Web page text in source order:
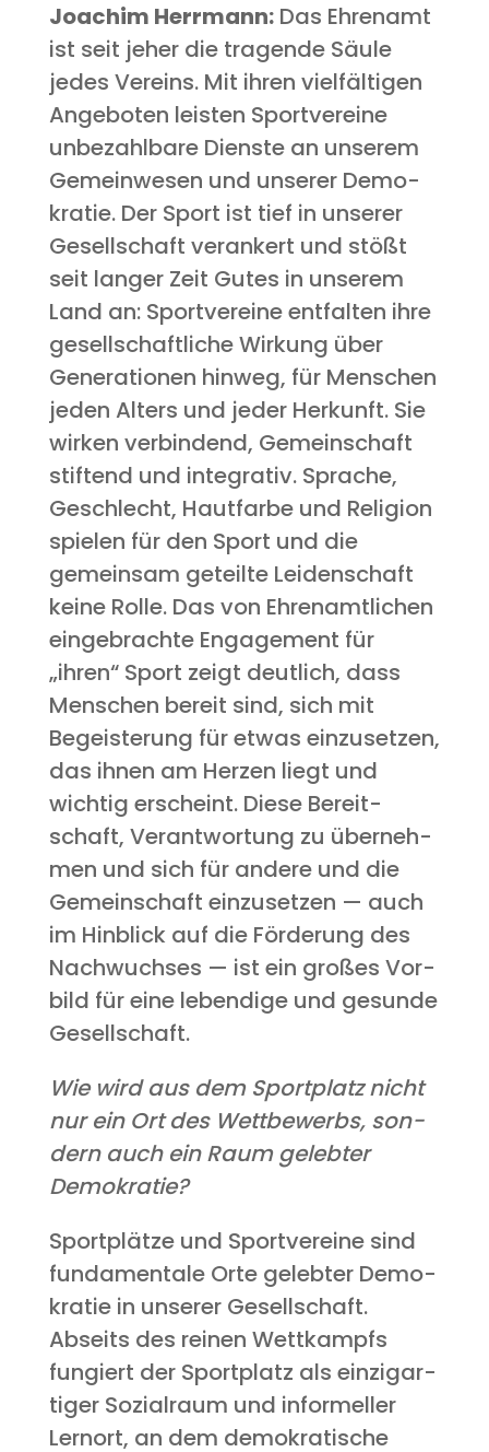
Joa­chim Herr­mann:Das Ehren­amt
ist seit jeher die tra­gen­de Säu­le
jedes Ver­eins. Mit ihren viel­fäl­ti­gen
Ange­bo­ten leis­ten Sport­ver­ei­ne
unbe­zahl­ba­re Diens­te an unse­rem
Gemein­we­sen und unse­rer Demo­
kra­tie. Der Sport ist tief in unse­rer
Gesell­schaft ver­an­kert und stößt
seit lan­ger Zeit Gutes in unse­rem
Land an: Sport­ver­ei­ne ent­fal­ten ihre
gesell­schaft­li­che Wir­kung über
Gene­ra­tio­nen hin­weg, für Men­schen
jeden Alters und jeder Her­kunft. Sie
wir­ken ver­bin­dend, Gemein­schaft
stif­tend und inte­gra­tiv. Spra­che,
Geschlecht, Haut­far­be und Reli­gi­on
spie­len für den Sport und die
gemein­sam geteil­te Lei­den­schaft
kei­ne Rol­le. Das von Ehren­amt­li­chen
ein­ge­brach­te Enga­ge­ment für
„ihren“ Sport zeigt deut­lich, dass
Men­schen bereit sind, sich mit
Begeis­te­rung für etwas ein­zu­set­zen,
das ihnen am Her­zen liegt und
wich­tig erscheint. Die­se Bereit­
schaft, Ver­ant­wor­tung zu über­neh­
men und sich für ande­re und die
Gemein­schaft ein­zu­set­zen — auch
im Hin­blick auf die För­de­rung des
Nach­wuch­ses — ist ein gro­ßes Vor­
bild für eine leben­di­ge und gesun­de
Gesellschaft.
Wie wird aus dem Sport­platz nicht
nur ein Ort des Wett­be­werbs, son­
dern auch ein Raum geleb­ter
Demokratie?
Sport­plät­ze und Sport­ver­ei­ne sind
fun­da­men­ta­le Orte geleb­ter Demo­
kra­tie in unse­rer Gesell­schaft.
Abseits des rei­nen Wett­kampfs
fun­giert der Sport­platz als ein­zig­ar­
ti­ger Sozi­al­raum und infor­mel­ler
Lern­ort, an dem demo­kra­ti­sche